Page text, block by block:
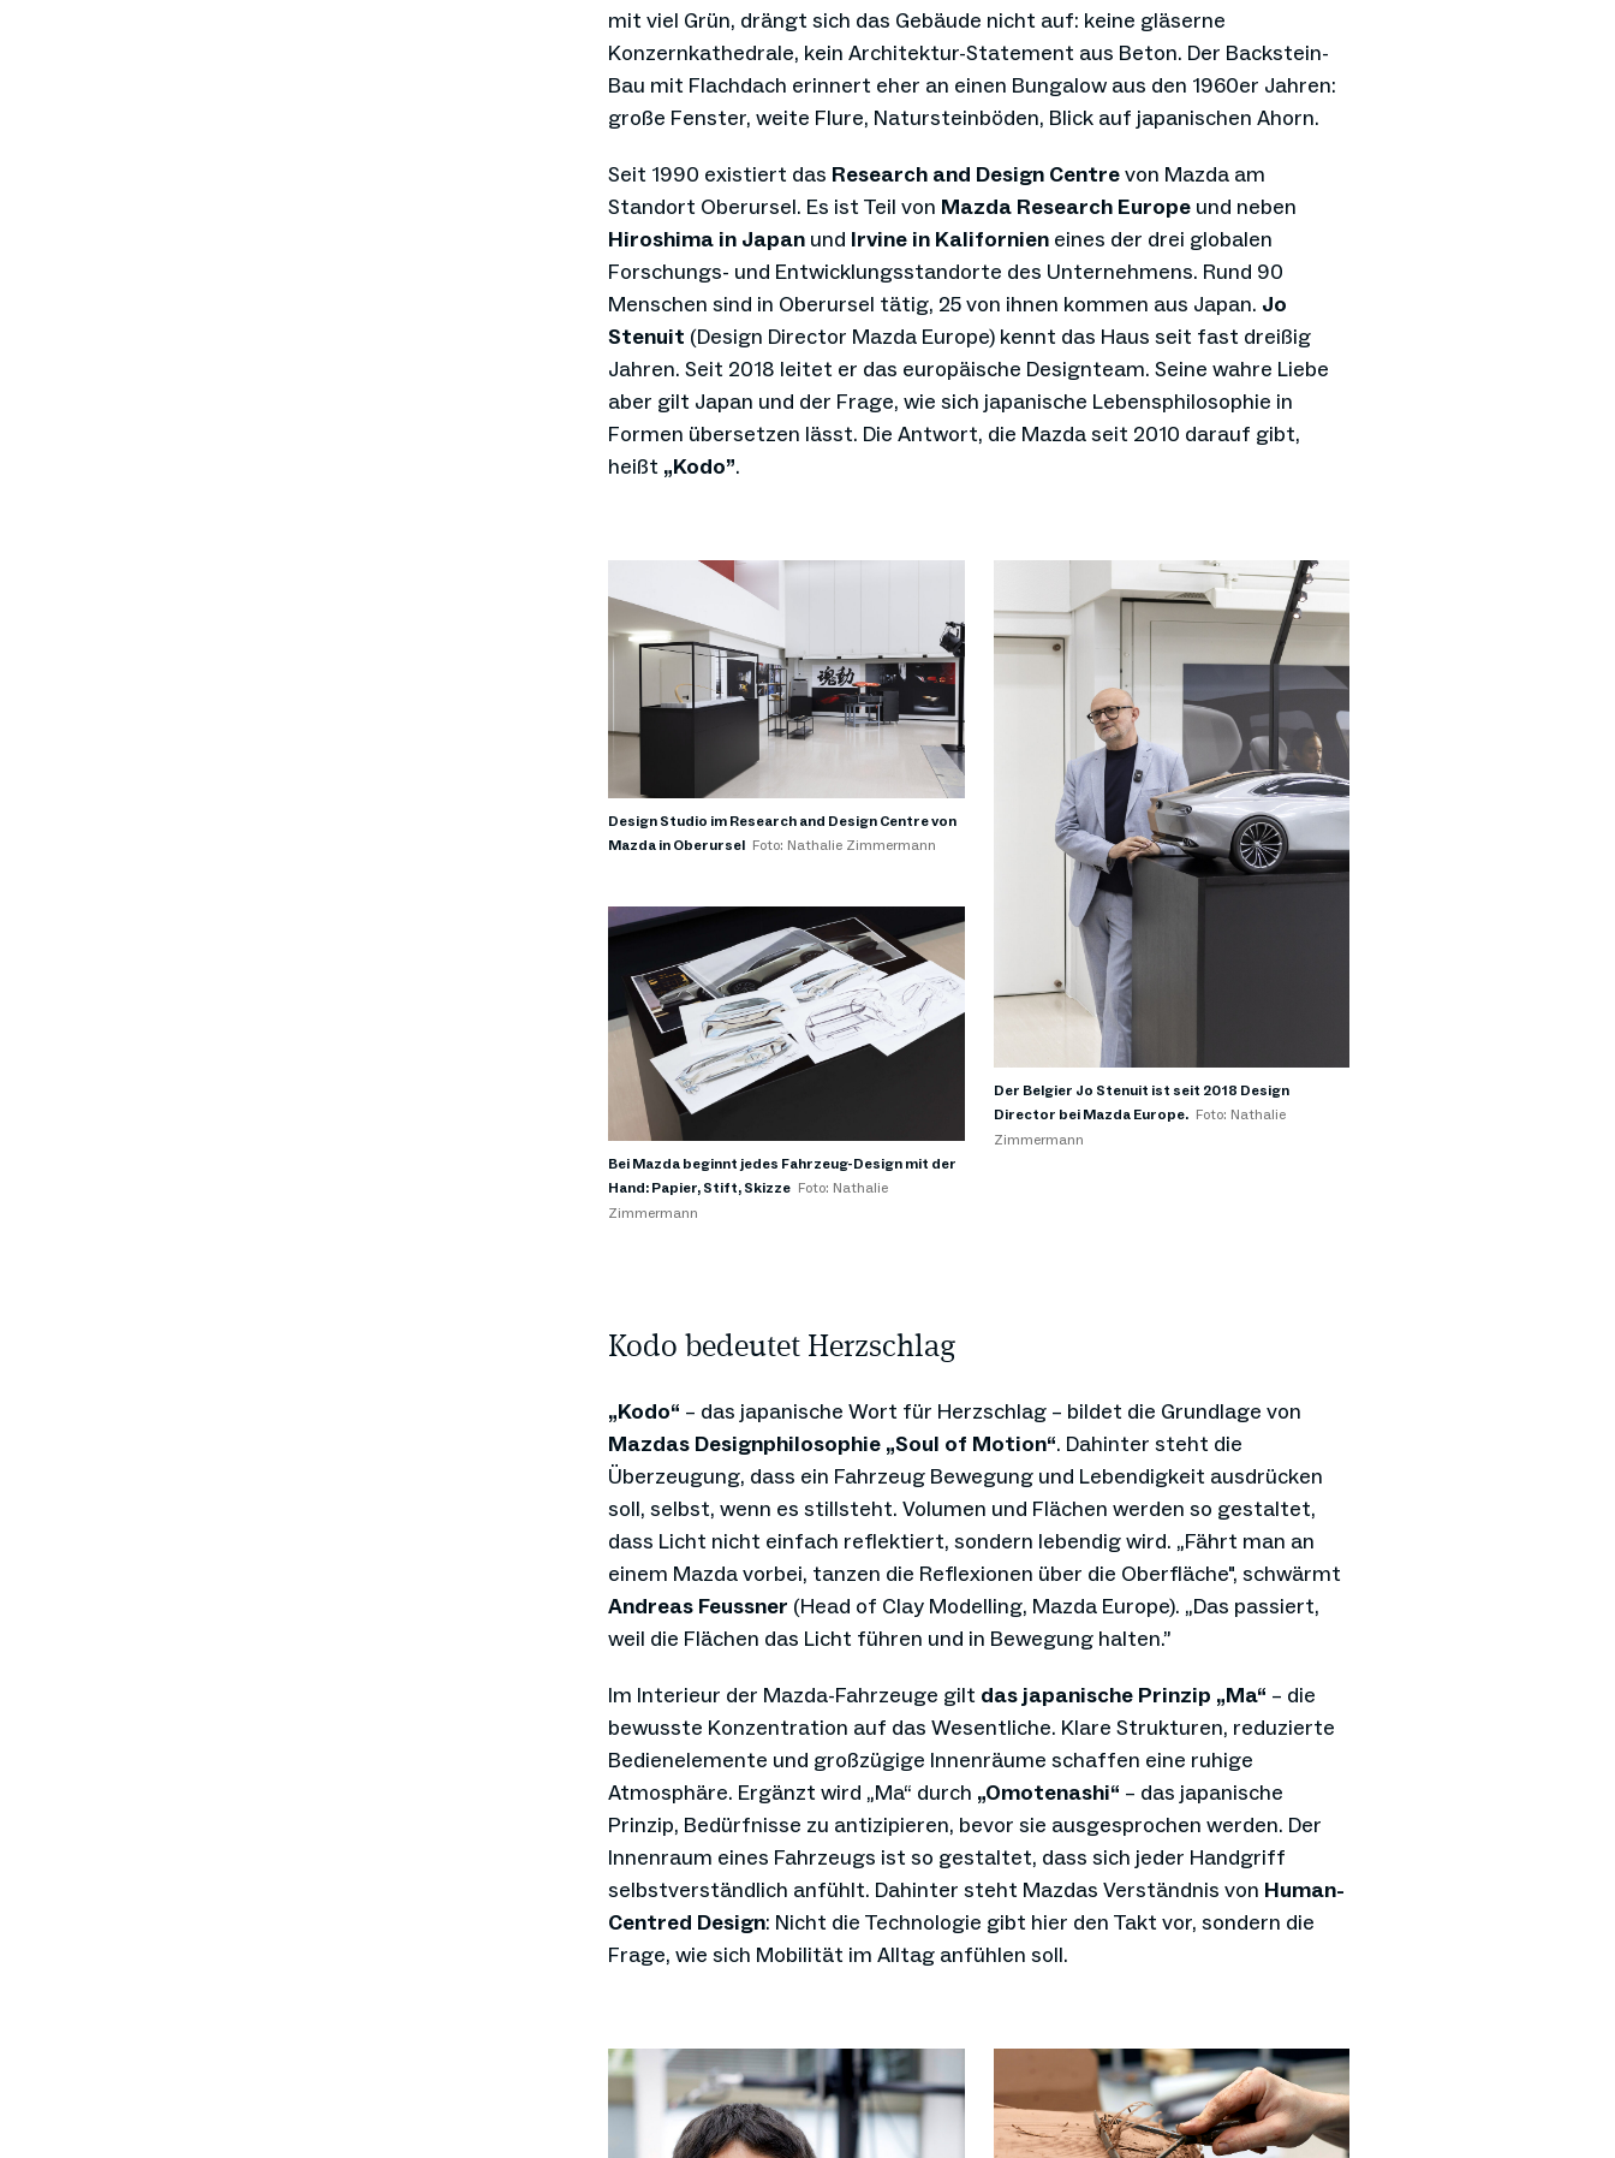
mit viel Grün, drängt sich das Gebäude nicht auf: keine gläserne
Konzernkathedrale, kein Architektur-Statement aus Beton. Der Backstein-
Bau mit Flachdach erinnert eher an einen Bungalow aus den 1960er Jahren:
große Fenster, weite Flure, Natursteinböden, Blick auf japanischen Ahorn.
Seit 1990 existiert das Research and Design Centrevon Mazda am
Standort Oberursel. Es ist Teil von Mazda Research Europe und neben
Hiroshima in Japan und Irvine in Kalifornien eines der drei globalen
Forschungs- und Entwicklungsstandorte des Unternehmens. Rund 90
Menschen sind in Oberursel tätig, 25 von ihnen kommen aus Japan. Jo
Stenuit (Design Director Mazda Europe) kennt das Haus seit fast dreißig
Jahren. Seit 2018 leitet er das europäische Designteam. Seine wahre Liebe
aber gilt Japan und der Frage, wie sich japanische Lebensphilosophie in
Formen übersetzen lässt. Die Antwort, die Mazda seit 2010 darauf gibt,
heißt „Kodo”.
Design Studio im Research and Design Centre von
Mazda in Oberursel Foto: Nathalie Zimmermann
Der Belgier Jo Stenuit ist seit 2018 Design
Director bei Mazda Europe. Foto: Nathalie
Zimmermann
Bei Mazda beginnt jedes Fahrzeug-Design mit der
Hand: Papier, Stift, Skizze Foto: Nathalie
Zimmermann
Kodo bedeutet Herzschlag
„Kodo“ – das japanische Wort für Herzschlag – bildet die Grundlage von
Mazdas Designphilosophie „Soul of Motion“. Dahinter steht die
Überzeugung, dass ein Fahrzeug Bewegung und Lebendigkeit ausdrücken
soll, selbst, wenn es stillsteht. Volumen und Flächen werden so gestaltet,
dass Licht nicht einfach reflektiert, sondern lebendig wird. „Fährt man an
einem Mazda vorbei, tanzen die Reflexionen über die Oberfläche", schwärmt
Andreas Feussner (Head of Clay Modelling, Mazda Europe). „Das passiert,
weil die Flächen das Licht führen und in Bewegung halten.”
Im Interieur der Mazda-Fahrzeuge gilt das japanische Prinzip „Ma“ – die
bewusste Konzentration auf das Wesentliche. Klare Strukturen, reduzierte
Bedienelemente und großzügige Innenräume schaffen eine ruhige
Atmosphäre. Ergänzt wird „Ma“ durch „Omotenashi“ – das japanische
Prinzip, Bedürfnisse zu antizipieren, bevor sie ausgesprochen werden. Der
Innenraum eines Fahrzeugs ist so gestaltet, dass sich jeder Handgriff
selbstverständlich anfühlt. Dahinter steht Mazdas Verständnis von Human-
Centred Design: Nicht die Technologie gibt hier den Takt vor, sondern die
Frage, wie sich Mobilität im Alltag anfühlen soll.